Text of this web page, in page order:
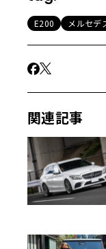
E200 メルセデ
関連記事